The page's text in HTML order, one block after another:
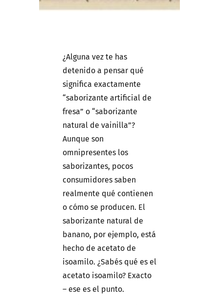
¿Alguna vez te has
detenido a pensar qué
significa exactamente
“saborizante artificial de
fresa” o “saborizante
natural de vainilla”?
Aunque son
omnipresentes los
saborizantes, pocos
consumidores saben
realmente qué contienen
o cómo se producen. El
saborizante natural de
banano, por ejemplo, está
hecho de acetato de
isoamilo. ¿Sabés qué es el
acetato isoamilo? Exacto
– ese es el punto.